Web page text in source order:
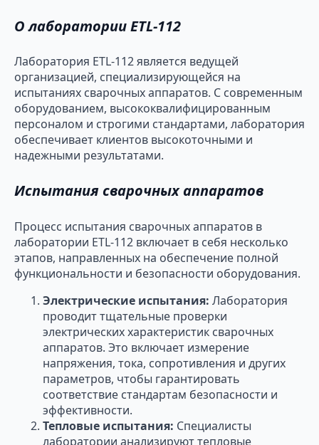
О лаборатории ETL-112
Лаборатория ETL-112 является ведущей
организацией, специализирующейся на
испытаниях сварочных аппаратов. С современным
оборудованием, высококвалифицированным
персоналом и строгими стандартами, лаборатория
обеспечивает клиентов высокоточными и
надежными результатами.
Испытания сварочных аппаратов
Процесс испытания сварочных аппаратов в
лаборатории ETL-112 включает в себя несколько
этапов, направленных на обеспечение полной
функциональности и безопасности оборудования.
Электрические испытания: Лаборатория
проводит тщательные проверки
электрических характеристик сварочных
аппаратов. Это включает измерение
напряжения, тока, сопротивления и других
параметров, чтобы гарантировать
соответствие стандартам безопасности и
эффективности.
Тепловые испытания: Специалисты
лаборатории анализируют тепловые